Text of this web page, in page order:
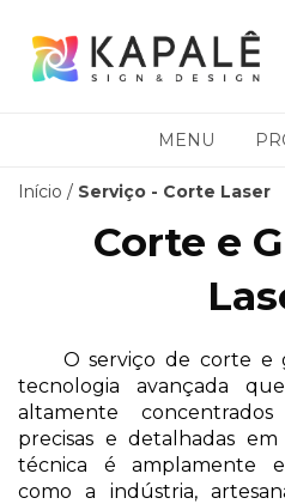
MENU
Início / Serviço - Corte Laser
Corte e
O serviço de corte e
tecnologia avançada
altamente
precisas e detalhadas em
técnica é amplamente
como a indústria,